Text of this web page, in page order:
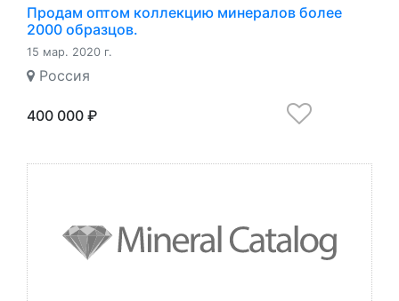
Продам оптом коллекцию минералов более
2000 образцов.
15 мар. 2020 г.
Россия
400 000 ₽